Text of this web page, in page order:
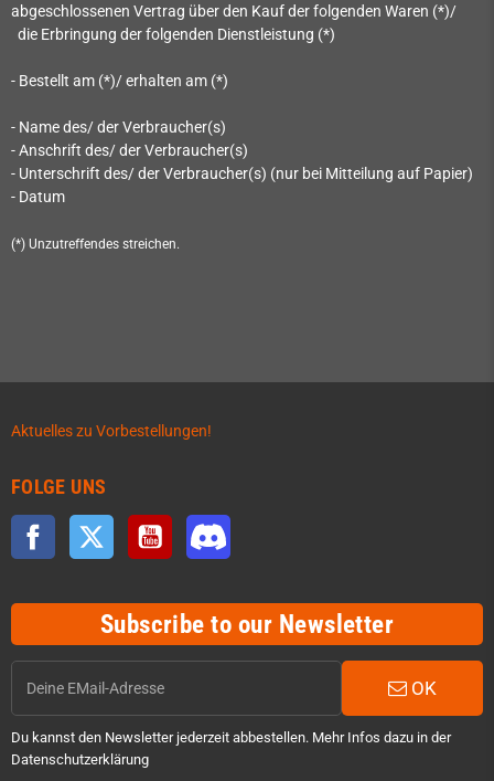
abgeschlossenen Vertrag über den Kauf der folgenden Waren (*)/
die Erbringung der folgenden Dienstleistung (*)
- Bestellt am (*)/ erhalten am (*)
- Name des/ der Verbraucher(s)
- Anschrift des/ der Verbraucher(s)
- Unterschrift des/ der Verbraucher(s) (nur bei Mitteilung auf Papier)
- Datum
(*) Unzutreffendes streichen.
Aktuelles zu Vorbestellungen!
FOLGE UNS
Facebook Twitter YouTube
Subscribe to our Newsletter
OK
Du kannst den Newsletter jederzeit abbestellen. Mehr Infos dazu in der
Datenschutzerklärung